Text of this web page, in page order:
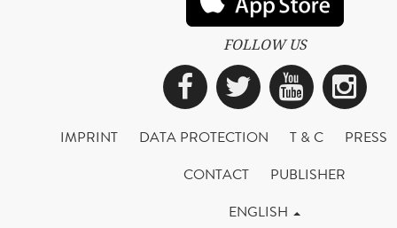
FOLLOW US
Facebook
Twitter
IMPRINT DATA PROTECTION T & C
PRESS
CONTACT
PUBLISHER
ENGLISH